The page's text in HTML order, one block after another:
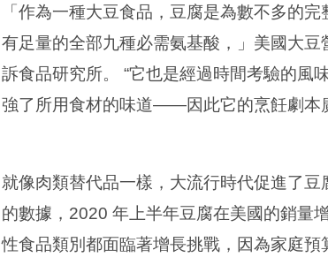
「作為一種大豆食品，豆腐是為數不多的
有足量的全部九種必需氨基酸，」美國大豆
訴食品研究所。 “它也是經過時間考驗的
強了所用食材的味道——因此它的烹飪劇本
就像肉類替代品一樣，大流行時代促進了
的數據， 2020 年上半年豆腐在美國的銷量
性食品類別都面臨著增長挑戰，因為家庭